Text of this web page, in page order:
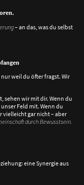
– an das, was du selbst
weil du öfter fragst. Wir
sehen wir mit dir. Wenn du
Feld mit. Wenn du
vielleicht gar nicht – aber
durch Bewusstsein.
eine Synergie aus